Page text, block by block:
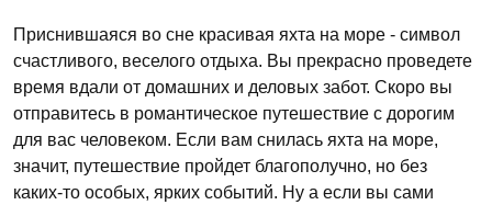
Приснившаяся во сне красивая яхта на море - символ
счастливого, веселого отдыха. Вы прекрасно проведете
время вдали от домашних и деловых забот. Скоро вы
отправитесь в романтическое путешествие с дорогим
для вас человеком. Если вам снилась яхта на море,
значит, путешествие пройдет благополучно, но без
каких-то особых, ярких событий. Ну а если вы сами